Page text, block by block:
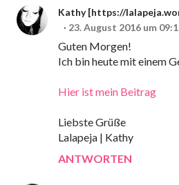
Kathy [https://
23. August 2016 um
Guten Morgen!
Ich bin heute mit einem
Hier ist mein Beitrag
Liebste Grüße
Lalapeja | Kathy
ANTWORTEN